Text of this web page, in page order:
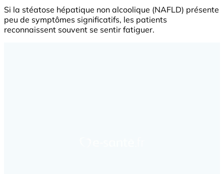
Si la stéatose hépatique non alcoolique (NAFLD) présente
peu de symptômes significatifs, les patients
reconnaissent souvent se sentir fatiguer.